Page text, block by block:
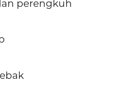
perengkuh